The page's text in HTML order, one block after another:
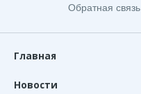
Обратная связь
Главная
Новости